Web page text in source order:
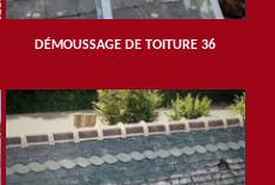
DÉMOUSSAGE DE TOITURE 36